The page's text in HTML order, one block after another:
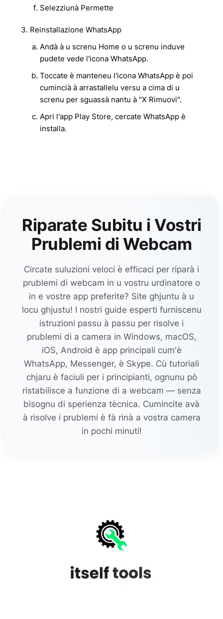
Selezziunà Permette
Reinstallazione WhatsApp
Andà à u screnu Home o u screnu induve
pudete vede l'icona WhatsApp.
Toccate è manteneu l'icona WhatsApp è poi
cumincià à arrastallelu versu a cima di u
screnu per sguassà nantu à "X Rimuovi".
Apri l'app Play Store, cercate WhatsApp è
installa.
Riparate Subitu i Vostri
Prublemi di Webcam
Circate suluzioni veloci è efficaci per riparà i
prublemi di webcam in u vostru urdinatore o
in e vostre app preferite? Site ghjuntu à u
locu ghjustu! I nostri guide esperti furniscenu
istruzioni passu à passu per risolve i
prublemi di a camera in Windows, macOS,
iOS, Android è app principali cum'è
WhatsApp, Messenger, è Skype. Cù tutoriali
chjaru è faciuli per i principianti, ognunu pò
ristabilisce a funzione di a webcam — senza
bisognu di sperienza tècnica. Cumincite avà
à risolve i prublemi è fà rinà a vostra camera
in pochi minuti!